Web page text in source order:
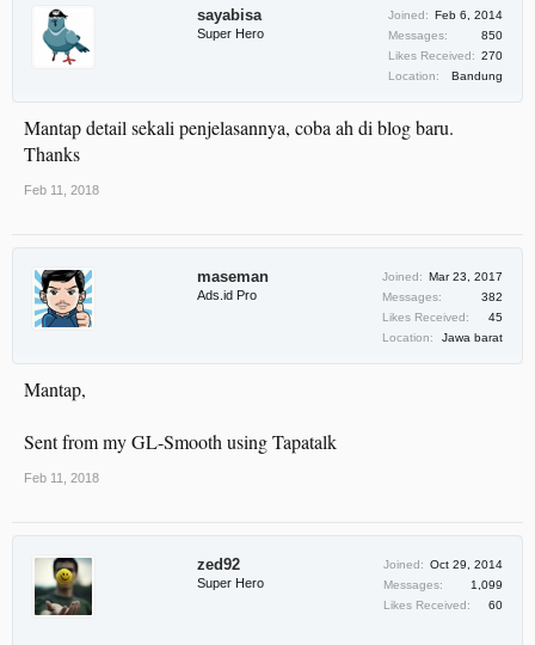
sayabisa
Super Hero
Joined: Feb 6, 2014
Messages:
850
Likes Received: 270
Location:
Bandung
Mantap detail sekali penjelasannya, coba ah di blog baru.
Thanks
Feb 11, 2018
maseman
Ads.id Pro
Joined: Mar 23, 2017
Messages:
382
Likes Received:
45
Location:
Jawa barat
Mantap,
Sent from my GL-Smooth using Tapatalk
Feb 11, 2018
zed92
Super Hero
Joined: Oct 29, 2014
Messages:
1,099
Likes Received:
60